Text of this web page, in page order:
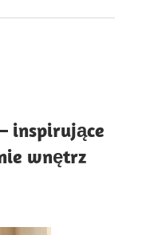
inspirujące
wnętrz